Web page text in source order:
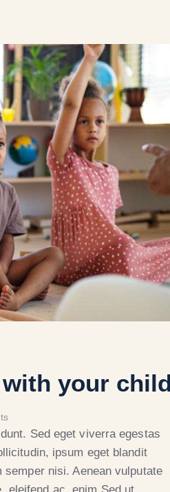
your child
Sed eget viverra egestas
ipsum eget blandit
nisi. Aenean vulputate
eleifend ac, enim.Sed ut